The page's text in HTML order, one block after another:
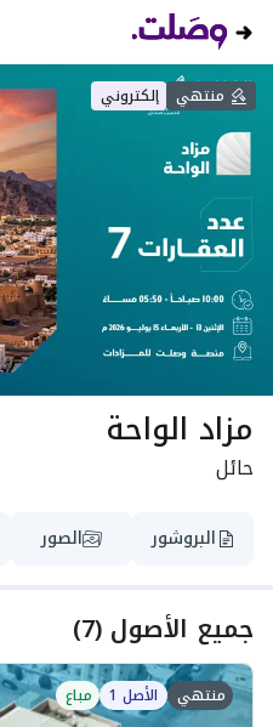
منتهي إلكتروني
مزاد الواحة
حائل
البروشور الصور
جميع الأصول (
7
)
منتهي الأصل 1 مباع